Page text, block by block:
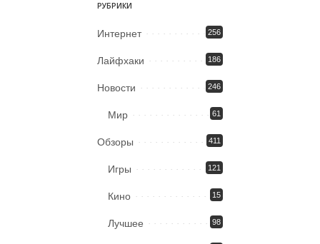
РУБРИКИ
Интернет 256
Лайфхаки 186
Новости 246
Мир 61
Обзоры 411
Игры 121
Кино 15
Лучшее 98